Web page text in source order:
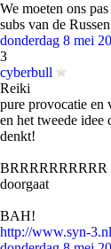
We moeten ons
subs van de
donderdag 8 mei
3
cyberbull
Reiki
pure provocatie en
en het tweede idee
denkt!
BRRRRRRRRRR
doorgaat
BAH!
http://www.syn-3.nl